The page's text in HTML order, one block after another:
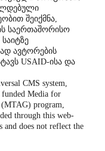
შეიქმნა,
საერთაშორისო
ავტორების
USAID-ისა და
CMS system,
Media for
program,
through this web-
and does not reflect the